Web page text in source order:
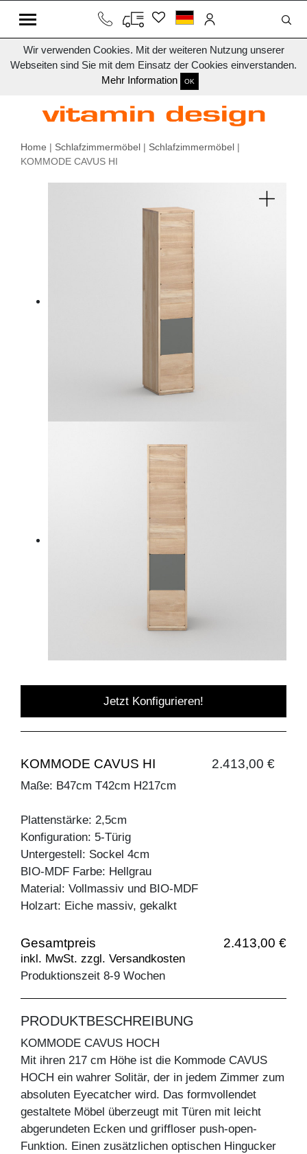
Wir verwenden Cookies. Mit der weiteren Nutzung unserer
Webseiten sind Sie mit dem Einsatz der Cookies einverstanden.
Mehr Information
OK
Home | Schlafzimmermöbel | Schlafzimmermöbel |
KOMMODE CAVUS HI
Jetzt Konfigurieren!
KOMMODE CAVUS HI 2.413,00 €
Maße: B47cm T42cm H217cm
Plattenstärke: 2,5cm
Konfiguration: 5-Türig
Untergestell: Sockel 4cm
BIO-MDF Farbe: Hellgrau
Material: Vollmassiv und BIO-MDF
Holzart: Eiche massiv, gekalkt
Gesamtpreis 2.413,00 €
inkl. MwSt. zzgl. Versandkosten
Produktionszeit 8-9 Wochen
PRODUKTBESCHREIBUNG
KOMMODE CAVUS HOCH
Mit ihren 217 cm Höhe ist die Kommode CAVUS
HOCH ein wahrer Solitär, der in jedem Zimmer zum
absoluten Eyecatcher wird. Das formvollendet
gestaltete Möbel überzeugt mit Türen mit leicht
abgerundeten Ecken und griffloser push-open-
Funktion. Einen zusätzlichen optischen Hingucker